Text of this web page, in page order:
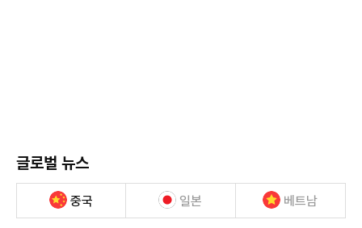
글로벌 뉴스
중국 일본 베트남